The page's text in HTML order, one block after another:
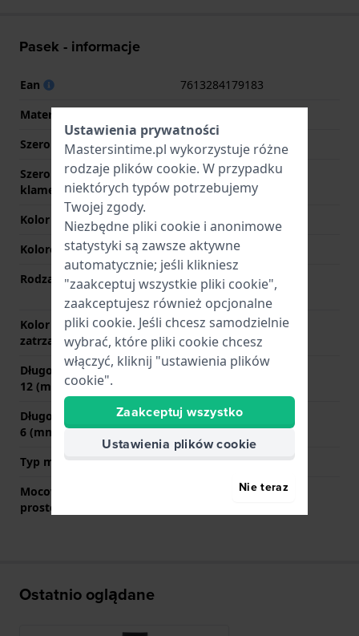
Pasek - informacje
Ean
7613284179183
Materiał Paska
Szerokość uchwytu
17 mm
Szerokość paska przy
klamerce
16 mm
Kolor paska
Czarny
Kolorowe szwy
Czarny
Rodzaj zapięcia
Niewidoczne zapięcie
zatrzaskowe
Kolor zapięcia
zatrzaskowego
Złoty
Długość paska na godzinie
12 (mm)
75 mm
Długość paska na godzinie
6 (mm)
120 mm
Typ mocowania
Kołki sprężyste
Mocowanie za pomocą
prostego bolca
Ostatnio oglądane
Ustawienia prywatności
Mastersintime.pl wykorzystuje różne
rodzaje plików cookie. W przypadku
niektórych typów potrzebujemy
Twojej zgody.
Niezbędne pliki cookie i anonimowe
statystyki są zawsze aktywne
automatycznie; jeśli klikniesz
"zaakceptuj wszystkie pliki cookie",
zaakceptujesz również opcjonalne
pliki cookie. Jeśli chcesz samodzielnie
wybrać, które pliki cookie chcesz
włączyć, kliknij "ustawienia plików
cookie".
Zaakceptuj wszystko
Ustawienia plików cookie
Nie teraz